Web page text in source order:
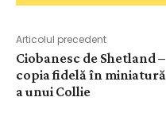
Articolul precedent
Ciobanesc de Shetland –
copia fidelă în miniatură
a unui Collie